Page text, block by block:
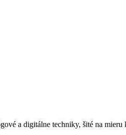
a digitálne techniky, šité na